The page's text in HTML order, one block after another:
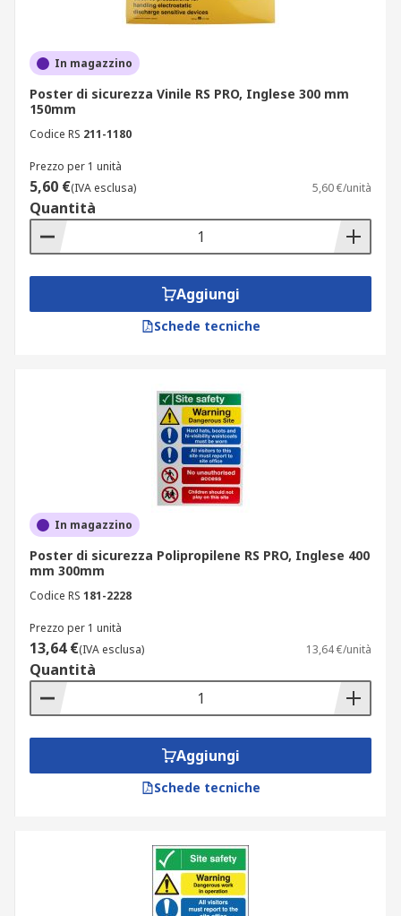
In magazzino
Poster di sicurezza Vinile RS PRO, Inglese 300 mm
150mm
Codice RS 211-1180
Prezzo per 1 unità
5,60 €(IVA esclusa) 5,60 €/unità
Quantità
Aggiungi
Schede tecniche
In magazzino
Poster di sicurezza Polipropilene RS PRO, Inglese 400
mm 300mm
Codice RS 181-2228
Prezzo per 1 unità
13,64 €(IVA esclusa) 13,64 €/unità
Quantità
Aggiungi
Schede tecniche